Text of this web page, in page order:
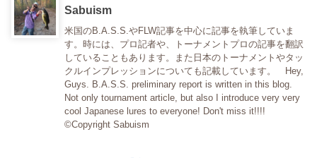
Sabuism
米国のB.A.S.S.やFLW記事を中心に記事を執筆していま
す。時には、プロ記者や、トーナメントプロの記事を翻訳
していることもあります。また日本のトーナメントやタッ
クルインプレッションについても記載しています。 Hey,
Guys. B.A.S.S. preliminary report is written in this blog.
Not only tournament article, but also I introduce very very
cool Japanese lures to everyone! Don't miss it!!!!
©Copyright Sabuism